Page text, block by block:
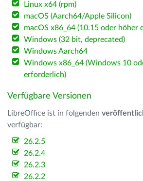
Linux x64 (rpm)
macOS (Aarch64/Apple Silicon)
macOS x86_64 (10.15 oder höher
Windows (32 bit, deprecated)
Windows Aarch64
Windows x86_64 (Windows 10
erforderlich)
Verfügbare Versionen
LibreOffice ist in folgenden
verfügbar:
26.2.5
26.2.4
26.2.3
26.2.2